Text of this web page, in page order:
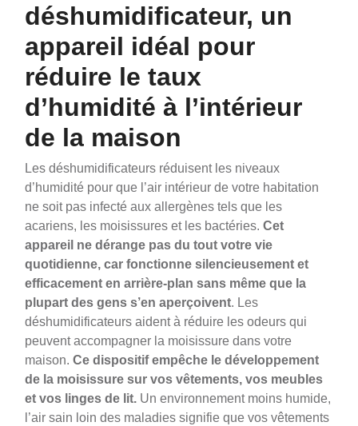
déshumidificateur, un
appareil idéal pour
réduire le taux
d’humidité à l’intérieur
de la maison
Les déshumidificateurs réduisent les niveaux
d’humidité pour que l’air intérieur de votre habitation
ne soit pas infecté aux allergènes tels que les
acariens, les moisissures et les bactéries. Cet
appareil ne dérange pas du tout votre vie
quotidienne, car fonctionne silencieusement et
efficacement en arrière-plan sans même que la
plupart des gens s’en aperçoivent. Les
déshumidificateurs aident à réduire les odeurs qui
peuvent accompagner la moisissure dans votre
maison. Ce dispositif empêche le développement
de la moisissure sur vos vêtements, vos meubles
et vos linges de lit. Un environnement moins humide,
l’air sain loin des maladies signifie que vos vêtements